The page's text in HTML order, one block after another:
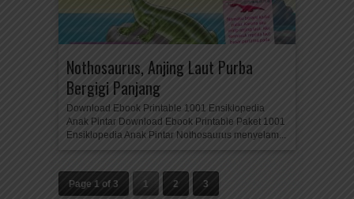
Nothosaurus, Anjing Laut Purba
Bergigi Panjang
Download Ebook Printable 1001 Ensiklopedia
Anak Pintar Download Ebook Printable Paket 1001
Ensiklopedia Anak Pintar Nothosaurus menyelam...
Page 1 of 3 1 2 3